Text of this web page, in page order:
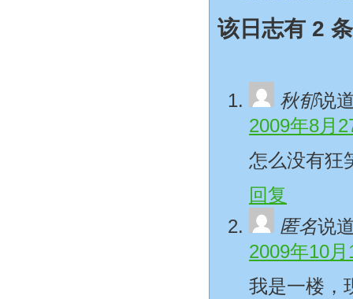
该日志有 2
秋郁说
2009年8月
怎么没有狂
回复
匿名说
2009年10
我是一楼，